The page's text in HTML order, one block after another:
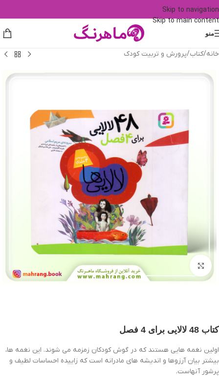
Skip to navigation
Skip to main content
منو
خانه/کتاب/پرورش و تربیت کودک
بزرگنمایی تصویر
کتاب 48 لالایی برای 4 فصل
اولین نغمه هایی هستند که در گوش کودکان زمزمه می شوند. این نغمه ها،
بیشتر بیان آرزوها و اندیشه های مادرانه است که زاییده احساسات لطیف و
پرشور آنهاست.